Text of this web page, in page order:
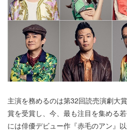
主演を務めるのは第32回読売演劇大
賞を受賞し、今、最も注目を集める
には俳優デビュー作『赤毛のアン』